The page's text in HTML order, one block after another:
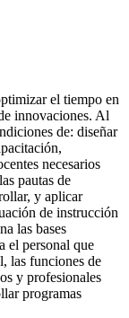
el tiempo en
innovaciones. Al
de: diseñar
necesarios
pautas de
y aplicar
de instrucción
las bases
el personal que
las funciones de
y profesionales
programas